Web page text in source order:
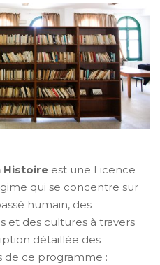
Histoire est une Licence
qui se concentre sur
humain, des
et des cultures à travers
détaillée des
de ce programme :